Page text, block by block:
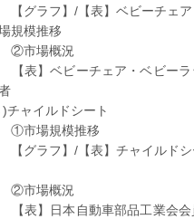
フ】/【表】ベビーチェア
規模推移
場概況
ベビーチェア・ベビーラ
ャイルドシート
規模推移
フ】/【表】チャイルドシ
場概況
日本自動車部品工業会会